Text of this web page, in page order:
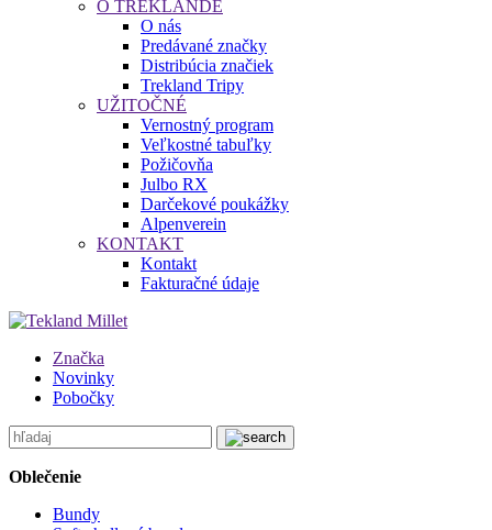
O TREKLANDE
O nás
Predávané značky
Distribúcia značiek
Trekland Tripy
UŽITOČNÉ
Vernostný program
Veľkostné tabuľky
Požičovňa
Julbo RX
Darčekové poukážky
Alpenverein
KONTAKT
Kontakt
Fakturačné údaje
Značka
Novinky
Pobočky
Oblečenie
Bundy